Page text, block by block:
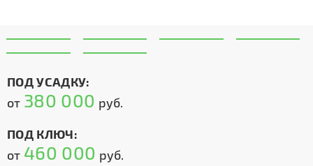
ПОД УСАДКУ:
от 380 000 руб.
ПОД КЛЮЧ:
от 460 000 руб.